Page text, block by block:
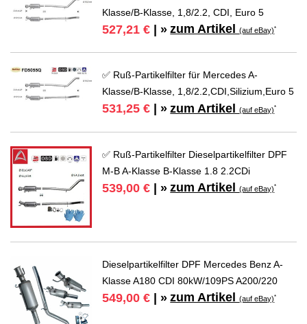
Klasse/B-Klasse, 1,8/2.2, CDI, Euro 5
527,21 € | » zum Artikel(auf eBay)*
✅ Ruß-Partikelfilter für Mercedes A-
Klasse/B-Klasse, 1,8/2.2,CDI,Silizium,Euro 5
531,25 € | » zum Artikel(auf eBay)*
✅ Ruß-Partikelfilter Dieselpartikelfilter DPF
M-B A-Klasse B-Klasse 1.8 2.2CDi
539,00 € | » zum Artikel(auf eBay)*
Dieselpartikelfilter DPF Mercedes Benz A-
Klasse A180 CDI 80kW/109PS A200/220
549,00 € | » zum Artikel(auf eBay)*